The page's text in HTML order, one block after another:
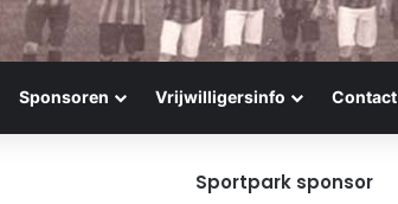
Sponsoren Vrijwilligersinfo Contact
Sportpark sponsor